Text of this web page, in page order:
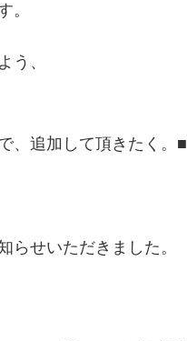
。
う、
、追加して頂きたく。■
らせいただきました。